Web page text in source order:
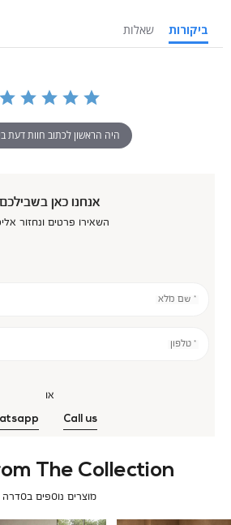
ביקורות שאלות
היה הראשון לכתוב חוות דעת
אנחנו כאן בשבילכם
השאירו פרטים ונחזור
* שם מלא
* טלפון
או
Call us
The Collection
מוצרים נוספים בסדרה